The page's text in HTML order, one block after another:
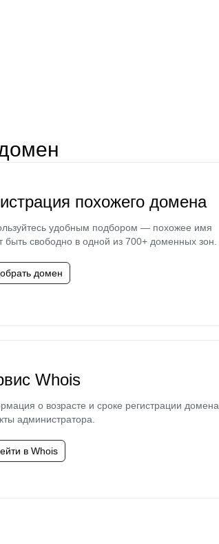
похожего домена
удобным подбором — похожее имя
быть свободно в одной из 700+ доменных зон.
домен
Whois
о возрасте и сроке регистрации домена,
администратора.
в Whois